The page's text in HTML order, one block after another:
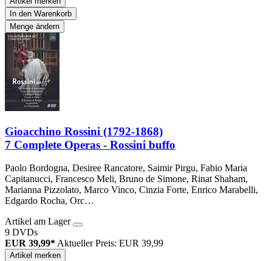
In den Warenkorb
Menge ändern
Gioacchino Rossini (1792-1868)
7 Complete Operas - Rossini buffo
Paolo Bordogna, Desiree Rancatore, Saimir Pirgu, Fabio Maria
Capitanucci, Francesco Meli, Bruno de Simone, Rinat Shaham,
Marianna Pizzolato, Marco Vinco, Cinzia Forte, Enrico Marabelli,
Edgardo Rocha, Orc…
Artikel am Lager
9 DVDs
EUR 39,99* Aktueller Preis: EUR 39,99
Artikel merken